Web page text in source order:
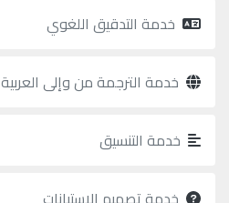
خدمة التدقيق اللغوي
خدمة الترجمة من وإلى العربية
خدمة التنسيق